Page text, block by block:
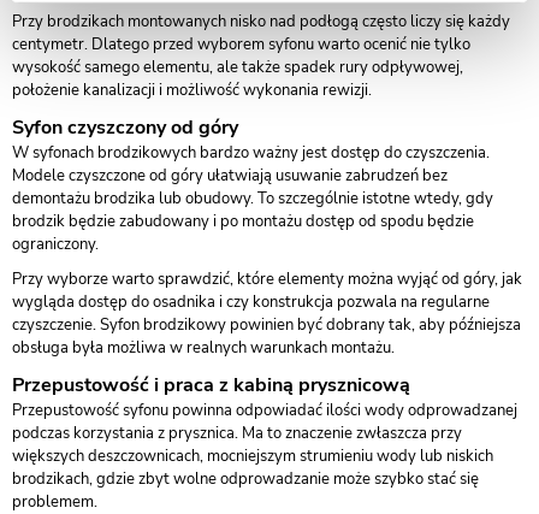
Przy brodzikach montowanych nisko nad podłogą często liczy się każdy
centymetr. Dlatego przed wyborem syfonu warto ocenić nie tylko
wysokość samego elementu, ale także spadek rury odpływowej,
położenie kanalizacji i możliwość wykonania rewizji.
Syfon czyszczony od góry
W syfonach brodzikowych bardzo ważny jest dostęp do czyszczenia.
Modele czyszczone od góry ułatwiają usuwanie zabrudzeń bez
demontażu brodzika lub obudowy. To szczególnie istotne wtedy, gdy
brodzik będzie zabudowany i po montażu dostęp od spodu będzie
ograniczony.
Przy wyborze warto sprawdzić, które elementy można wyjąć od góry, jak
wygląda dostęp do osadnika i czy konstrukcja pozwala na regularne
czyszczenie. Syfon brodzikowy powinien być dobrany tak, aby późniejsza
obsługa była możliwa w realnych warunkach montażu.
Przepustowość i praca z kabiną prysznicową
Przepustowość syfonu powinna odpowiadać ilości wody odprowadzanej
podczas korzystania z prysznica. Ma to znaczenie zwłaszcza przy
większych deszczownicach, mocniejszym strumieniu wody lub niskich
brodzikach, gdzie zbyt wolne odprowadzanie może szybko stać się
problemem.